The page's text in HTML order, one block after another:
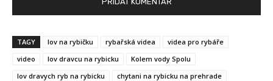
TAGY lov na rybičku rybařská videa
videa pro rybáře
video
lov dravcu na rybicku
Kolem vody Spolu
lov dravych ryb na rybicku
chytani na rybicku na prehrade